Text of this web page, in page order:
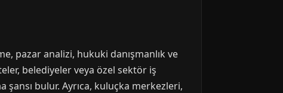
pazar analizi, hukuki danışmanlık ve
belediyeler veya özel sektör iş
bulur. Ayrıca, kuluçka merkezleri,